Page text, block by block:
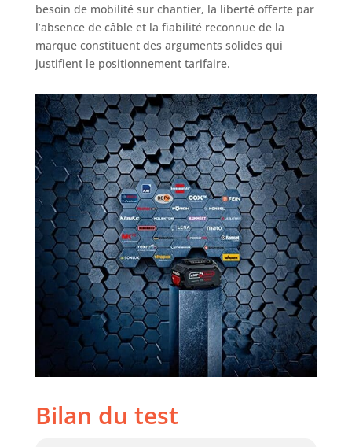
besoin de mobilité sur chantier, la liberté offerte par
l’absence de câble et la fiabilité reconnue de la
marque constituent des arguments solides qui
justifient le positionnement tarifaire.
Bilan du test